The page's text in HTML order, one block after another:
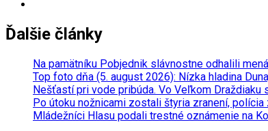
Ďalšie články
Na pamätníku Pobjednik slávnostne odhalili
Top foto dňa (5. august 2026): Nízka hladina
Nešťastí pri vode pribúda. Vo Veľkom
Po útoku nožnicami zostali štyria zranení,
Mládežníci Hlasu podali trestné oznámenie na